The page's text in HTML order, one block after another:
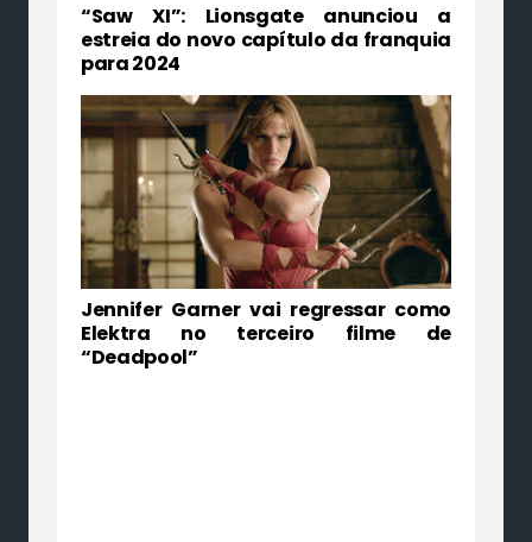
“Saw XI”: Lionsgate anunciou a
estreia do novo capítulo da franquia
para 2024
Jennifer Garner vai regressar como
Elektra no terceiro filme de
“Deadpool”